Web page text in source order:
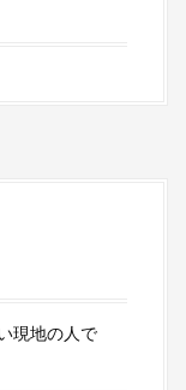
現地の人で